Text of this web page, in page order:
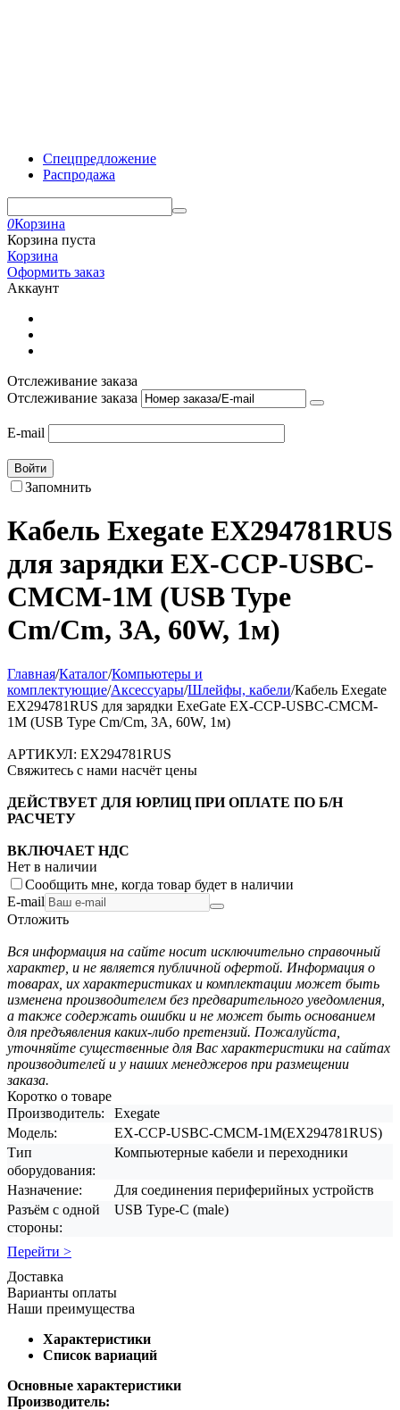
Спецпредложение
Распродажа
0Корзина
Корзина пуста
Корзина
Оформить заказ
Аккаунт
Отслеживание заказа
Отслеживание заказа
E-mail
Войти
Запомнить
Кабель Exegate EX294781RUS
для зарядки EX-CCP-USBC-
CMCM-1M (USB Type
Cm/Cm, 3A, 60W, 1м)
Главная/Каталог/Компьютеры и
комплектующие/Аксессуары/Шлейфы, кабели/Кабель Exegate
EX294781RUS для зарядки ExeGate EX-CCP-USBC-CMCM-
1M (USB Type Cm/Cm, 3A, 60W, 1м)
АРТИКУЛ: EX294781RUS
Свяжитесь с нами насчёт цены
ДЕЙСТВУЕТ ДЛЯ ЮРЛИЦ ПРИ ОПЛАТЕ ПО Б/Н
РАСЧЕТУ
ВКЛЮЧАЕТ НДС
Нет в наличии
Сообщить мне, когда товар будет в наличии
E-mail
Отложить
Вся информация на сайте носит исключительно справочный
характер, и не является публичной офертой. Информация о
товарах, их характеристиках и комплектации может быть
изменена производителем без предварительного уведомления,
а также содержать ошибки и не может быть основанием
для предъявления каких-либо претензий. Пожалуйста,
уточняйте существенные для Вас характеристики на сайтах
производителей и у наших менеджеров при размещении
заказа.
Коротко о товаре
Производитель:
Exegate
Модель:
EX-CCP-USBC-CMCM-1M(EX294781RUS)
Тип
оборудования:
Компьютерные кабели и переходники
Назначение:
Для соединения периферийных устройств
Разъём с одной
стороны:
USB Type-C (male)
Перейти >
Доставка
Варианты оплаты
Наши преимущества
Характеристики
Список вариаций
Основные характеристики
Производитель: